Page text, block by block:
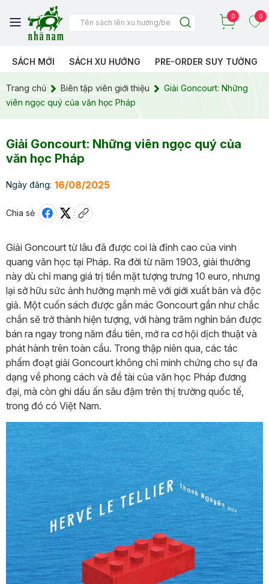
0 0
SÁCH MỚI SÁCH XU HƯỚNG PRE-ORDER SUY TƯỞNG
Trang chủ Biên tập viên giới thiệu
Giải Goncourt: Những
viên ngọc quý của văn học Pháp
Giải Goncourt: Những viên ngọc quý của
văn học Pháp
Ngày đăng: 16/08/2025
Chia sẻ
Giải Goncourt từ lâu đã được coi là đỉnh cao của vinh
quang văn học tại Pháp. Ra đời từ năm 1903, giải thưởng
này dù chỉ mang giá trị tiền mặt tượng trưng 10 euro, nhưng
lại sở hữu sức ảnh hưởng mạnh mẽ với giới xuất bản và độc
giả. Một cuốn sách được gắn mác Goncourt gần như chắc
chắn sẽ trở thành hiện tượng, với hàng trăm nghìn bản được
bán ra ngay trong năm đầu tiên, mở ra cơ hội dịch thuật và
phát hành trên toàn cầu. Trong thập niên qua, các tác
phẩm đoạt giải Goncourt không chỉ minh chứng cho sự đa
dạng về phong cách và đề tài của văn học Pháp đương
đại, mà còn ghi dấu ấn sâu đậm trên thị trường quốc tế,
trong đó có Việt Nam.